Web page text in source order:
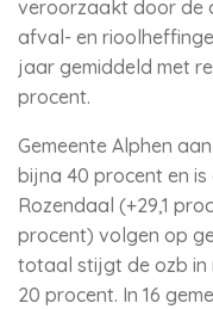
veroorzaakt door de
afval- en
jaar gemiddeld met
procent.
Gemeente Alphen
bijna 40 procent en
Rozendaal (+29,1
procent) volgen op
totaal stijgt de ozb in
20 procent. In 16